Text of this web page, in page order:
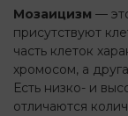
Мозаицизм —
присутствуют
часть клеток
хромосом, а
Есть низко- и
отличаются